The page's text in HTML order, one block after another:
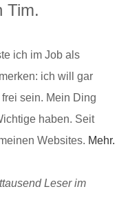
Tim.
ich im Job als
ich will gar
sein. Mein Ding
haben. Seit
Websites. Mehr.
Leser im